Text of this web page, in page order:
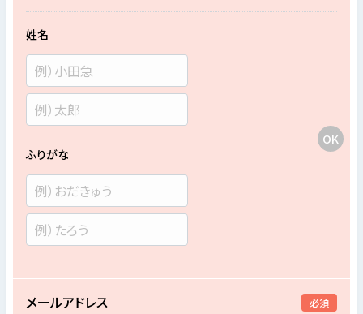
姓名
ふりがな
メールアドレス 必須